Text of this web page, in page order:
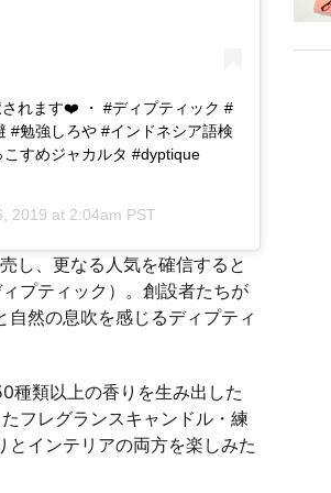
れます❤️ ・ #ディプティック #
#勉強しろや #インドネシア語検
すめジャカルタ #dyptique
2019 at 2:04am PST
し、更なる人気を確信すると
プティック）。創設者たちが
然の息吹を感じるディプティ
種類以上の香りを生み出した
フレグランスキャンドル・練
とインテリアの両方を楽しみた